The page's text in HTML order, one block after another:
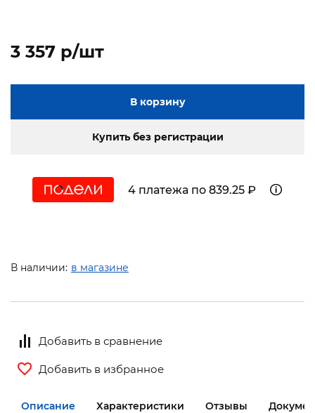
3 357 p/шт
В корзину
Купить без регистрации
4 платежа по 839.25 ₽
В наличии: в магазине
Добавить в сравнение
Добавить в избранное
Описание Характеристики Отзывы